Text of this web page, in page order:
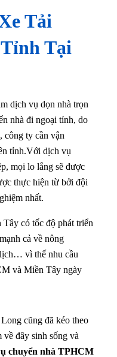
Tải
Tại
dịch vụ dọn nhà trọn
nhà đi ngoại tỉnh, do
công ty cần vận
tỉnh.Với dịch vụ
mọi lo lắng sẽ được
thực hiện từ bởi đội
nhất.
có tốc độ phát triển
cả về nông
vì thế nhu cầu
và Miền Tây ngày
cũng đã kéo theo
đây sinh sống và
chuyển nhà TPHCM